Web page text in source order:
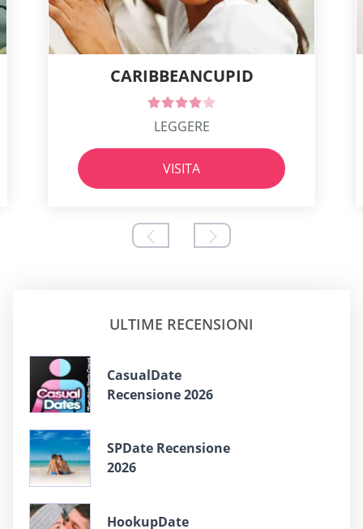
CARIBBEANCUPID
LEGGERE
VISITA
ULTIME RECENSIONI
СasualDate
Recensione 2026
SPDate Recensione
2026
HookupDate